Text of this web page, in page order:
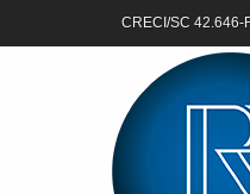
CRECI/SC 42.646-